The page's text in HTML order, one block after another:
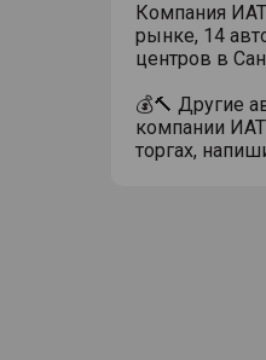
Компания
рынке, 14
центров в
💰🔨 Другие
компании
торгах,